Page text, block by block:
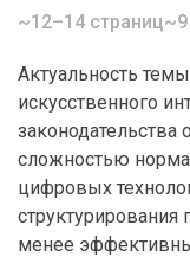
~12–14 страниц
Актуальность
искусственного
сложностью
цифровых
структурирования
менее